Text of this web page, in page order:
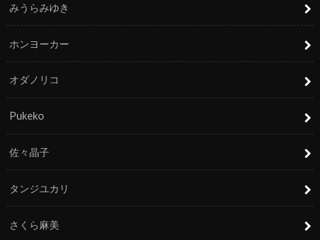
みうらみゆき
ホンヨーカー
オダノリコ
Pukeko
佐々晶子
タンジユカリ
さくら麻美